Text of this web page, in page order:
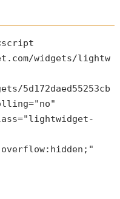
widgets/lightw
5d172daed55253cb